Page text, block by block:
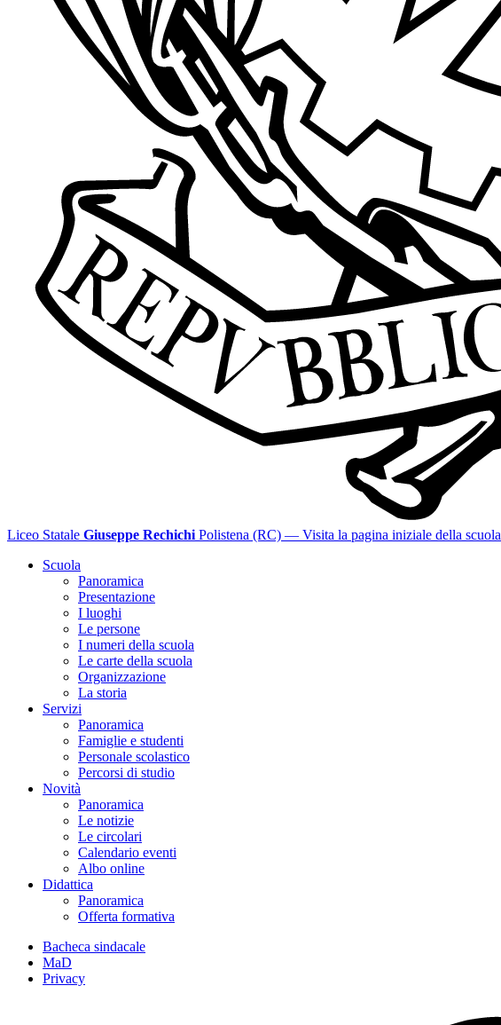
Liceo Statale Giuseppe Rechichi Polistena (RC) — Visita la pagina iniziale della scuola
Scuola
Panoramica
Presentazione
I luoghi
Le persone
I numeri della scuola
Le carte della scuola
Organizzazione
La storia
Servizi
Panoramica
Famiglie e studenti
Personale scolastico
Percorsi di studio
Novità
Panoramica
Le notizie
Le circolari
Calendario eventi
Albo online
Didattica
Panoramica
Offerta formativa
Bacheca sindacale
MaD
Privacy